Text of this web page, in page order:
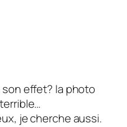
effet? la photo
je cherche aussi.